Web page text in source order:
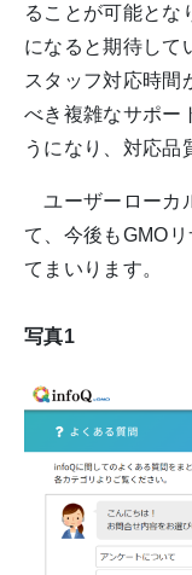
ることが可能とな
になると期待して
スタッフ対応時間
べき複雑なサポー
うになり、対応品
ユーザーローカ
て、今後もGMO
てまいります。
写真1